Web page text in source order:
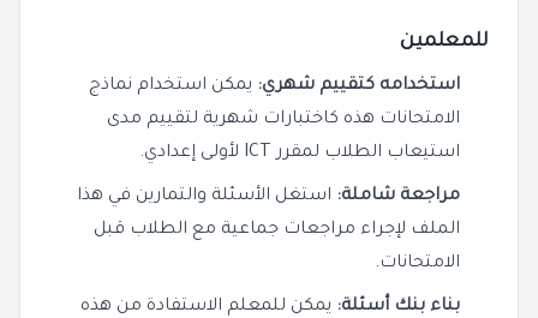
للمعلمين
استخدامه كتقييم شهري: يمكن استخدام نماذج
الامتحانات هذه كاختبارات شهرية لتقييم مدى
استيعاب الطلاب لمقرر ICT لأولى إعدادي.
مراجعة شاملة: استغل الأسئلة والتمارين في هذا
الملف لإجراء مراجعات جماعية مع الطلاب قبل
الامتحانات.
بناء بنك أسئلة: يمكن للمعلم الاستفادة من هذه